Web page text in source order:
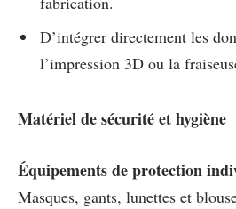
D’intégrer directement les
l’impression 3D ou la
Matériel de sécurité et hygiène
Équipements de protection
Masques, gants, lunettes et